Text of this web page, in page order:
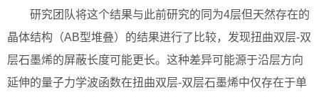
研究团队将这个结果与此前研究的同为4层但天然存在的
晶体结构（AB型堆叠）的结果进行了比较，发现扭曲双层-双
层石墨烯的屏蔽长度可能更长。这种差异可能源于沿层方向
延伸的量子力学波函数在扭曲双层-双层石墨烯中仅存在于单